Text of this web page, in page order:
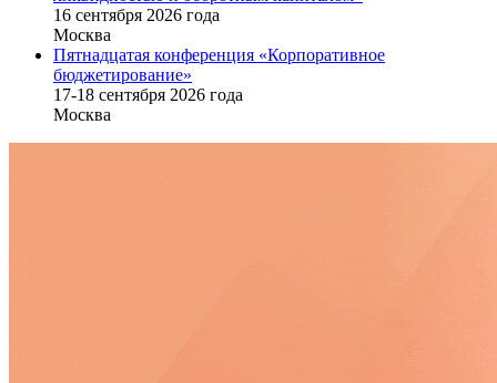
16 cентября 2026 года
Москва
Пятнадцатая конференция «Корпоративное
бюджетирование»
17-18 сентября 2026 года
Москва